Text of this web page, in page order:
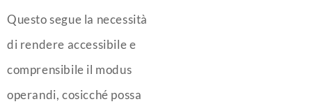
Questo segue la necessità
di rendere accessibile e
comprensibile il modus
operandi, cosicché possa